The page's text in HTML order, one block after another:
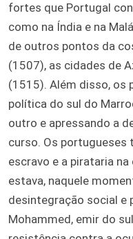
fortes que Portugal
como na Índia e na
de outros pontos da
(1507), as cidades de
(1515). Além disso, os
política do sul do
outro e apressando a
curso. Os portugueses
escravo e a pirataria
estava, naquele
desintegração social e
Mohammed, emir do